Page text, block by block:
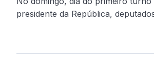
presidente da República,